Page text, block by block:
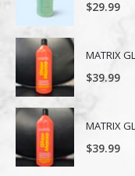
$29.99
MATRIX
$39.99
MATRIX
$39.99